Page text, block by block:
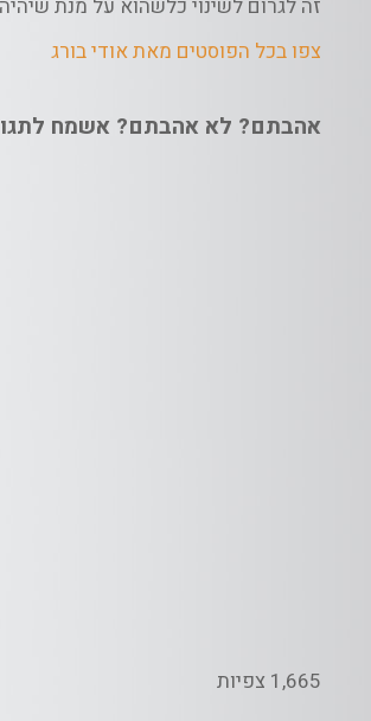
זה לגרום לשינוי כלשהוא על מנת
צפו בכל הפוסטים מאת אודי בורג
אהבתם? לא אהבתם? אשמח
1,665 צפיות